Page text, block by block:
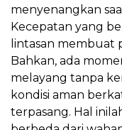
menyenangkan
Kecepatan yang
lintasan membuat
Bahkan, ada
melayang tanpa
kondisi aman
terpasang. Hal